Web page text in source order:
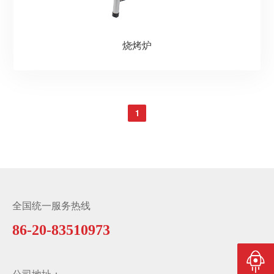
烧烤炉
1
全国统一服务热线
86-20-83510973
返回顶